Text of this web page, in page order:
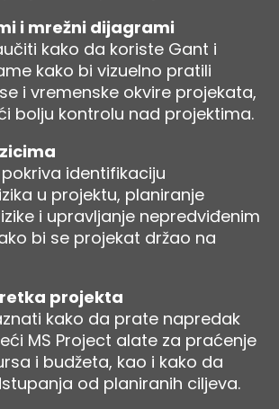
i mrežni dijagrami
kako da koriste Gant i
kako bi vizuelno pratili
i vremenske okvire projekata,
bolju kontrolu nad projektima.
identifikaciju
u projektu, planiranje
i upravljanje nepredviđenim
bi se projekat držao na
projekta
kako da prate napredak
MS Project alate za praćenje
i budžeta, kao i kako da
od planiranih ciljeva.